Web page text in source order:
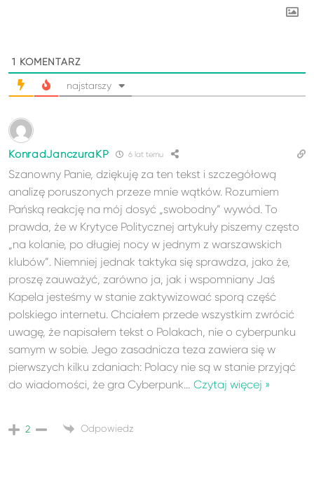
1 KOMENTARZ
najstarszy
KonradJanczuraKP 6 lat temu
Szanowny Panie, dziękuję za ten tekst i szczegółową
analizę poruszonych przeze mnie wątków. Rozumiem
Pańską reakcję na mój dosyć „swobodny” wywód. To
prawda, że w Krytyce Politycznej artykuły piszemy często
„na kolanie, po długiej nocy w jednym z warszawskich
klubów”. Niemniej jednak taktyka się sprawdza, jako że,
proszę zauważyć, zarówno ja, jak i wspomniany Jaś
Kapela jesteśmy w stanie zaktywizować sporą część
polskiego internetu. Chciałem przede wszystkim zwrócić
uwagę, że napisałem tekst o Polakach, nie o cyberpunku
samym w sobie. Jego zasadnicza teza zawiera się w
pierwszych kilku zdaniach: Polacy nie są w stanie przyjąć
do wiadomości, że gra Cyberpunk…Czytaj więcej »
2 Odpowiedz